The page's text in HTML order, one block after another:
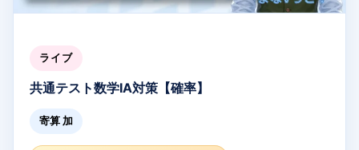
ライブ
共通テスト数学ⅠA対策【確率】
寄算 加